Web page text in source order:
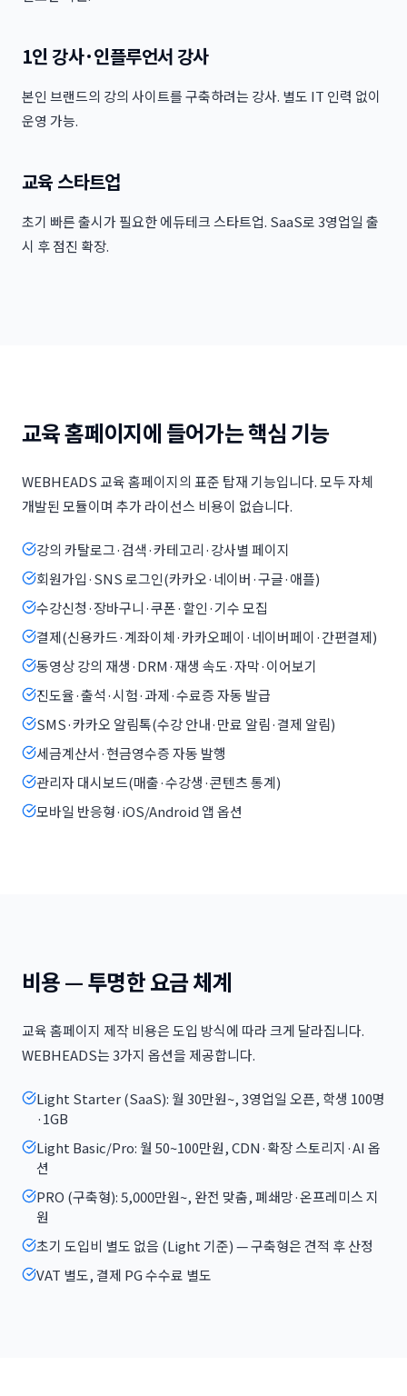
1인 강사·인플루언서 강사
본인 브랜드의 강의 사이트를 구축하려는 강사. 별도 IT 인력 없이
운영 가능.
교육 스타트업
초기 빠른 출시가 필요한 에듀테크 스타트업. SaaS로 3영업일 출
시 후 점진 확장.
교육 홈페이지에 들어가는 핵심 기능
WEBHEADS 교육 홈페이지의 표준 탑재 기능입니다. 모두 자체
개발된 모듈이며 추가 라이선스 비용이 없습니다.
강의 카탈로그·검색·카테고리·강사별 페이지
회원가입·SNS 로그인(카카오·네이버·구글·애플)
수강신청·장바구니·쿠폰·할인·기수 모집
결제(신용카드·계좌이체·카카오페이·네이버페이·간편결제)
동영상 강의 재생·DRM·재생 속도·자막·이어보기
진도율·출석·시험·과제·수료증 자동 발급
SMS·카카오 알림톡(수강 안내·만료 알림·결제 알림)
세금계산서·현금영수증 자동 발행
관리자 대시보드(매출·수강생·콘텐츠 통계)
모바일 반응형·iOS/Android 앱 옵션
비용 — 투명한 요금 체계
교육 홈페이지 제작 비용은 도입 방식에 따라 크게 달라집니다.
WEBHEADS는 3가지 옵션을 제공합니다.
Light Starter (SaaS): 월 30만원~, 3영업일 오픈, 학생 100명
·1GB
Light Basic/Pro: 월 50~100만원, CDN·확장 스토리지·AI 옵
션
PRO (구축형): 5,000만원~, 완전 맞춤, 폐쇄망·온프레미스 지
원
초기 도입비 별도 없음 (Light 기준) — 구축형은 견적 후 산정
VAT 별도, 결제 PG 수수료 별도